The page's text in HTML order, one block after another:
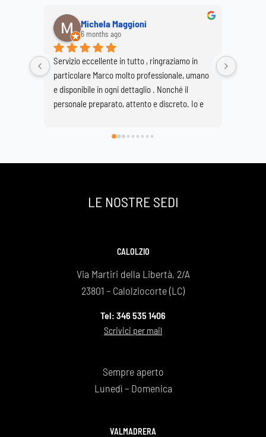
Michela Maggioni
6 months ago
Servizio eccellente in tutto , ringraziamo in
particolare Marco molto professionale, umano
e disponibile in ogni dettaglio . Nonché il
personale preparato, attento e discreto. Io e
di avervi scelto e così facendo onorato al
spenta a 89 anni ma che sarà per sempre la
Daniela e Giovanna Bonaiti
LE NOSTRE SEDI
CALOLZIO
Via Martiri della Libertà, 2/A
23801 – Calolziocorte (LC)
Tel: 346 535 1406
Scrivici per mail
Sempre aperto
Lunedì – Domenica
VALMADRERA